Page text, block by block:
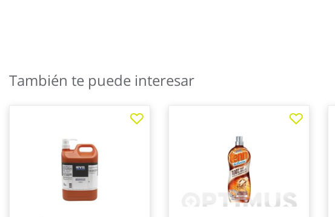
comienzo
de
También te puede interesar